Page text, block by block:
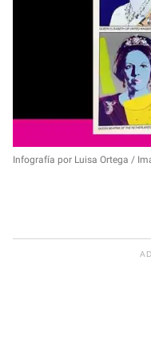
Infografía por Luisa Ortega /